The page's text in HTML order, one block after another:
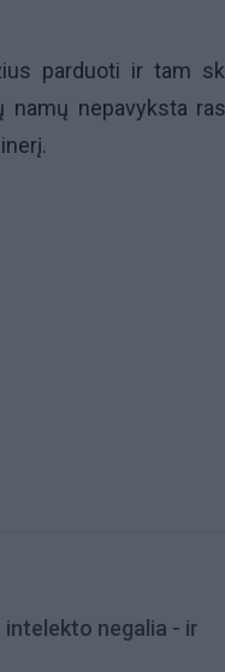
parduoti ir tam
namų nepavyksta
intelekto negalia - ir